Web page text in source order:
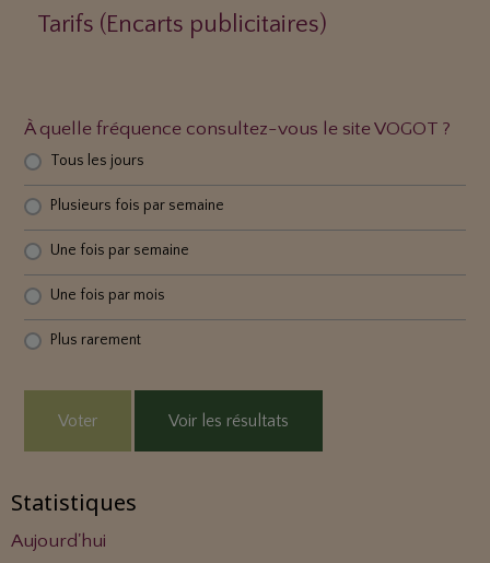
Tarifs (Encarts publicitaires)
À quelle fréquence consultez-vous le site VOGOT ?
Tous les jours
Plusieurs fois par semaine
Une fois par semaine
Une fois par mois
Plus rarement
Voter Voir les résultats
Statistiques
Aujourd'hui